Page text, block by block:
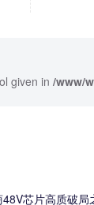
given in /www/
芯片高质破局